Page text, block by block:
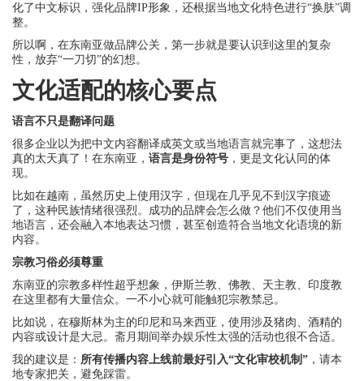
化了中文标识，强化品牌IP形象，还根据当地文化特色进行“换肤”调
整。
所以啊，在东南亚做品牌公关，第一步就是要认识到这里的复杂
性，放弃“一刀切”的幻想。
文化适配的核心要点
语言不只是翻译问题
很多企业以为把中文内容翻译成英文或当地语言就完事了，这想法
真的太天真了！在东南亚， 语言是身份符号 ，更是文化认同的体
现。
比如在越南，虽然历史上使用汉字，但现在几乎见不到汉字痕迹
了，这种民族情绪很强烈。成功的品牌会怎么做？他们不仅使用当
地语言，还会融入本地表达习惯，甚至创造符合当地文化语境的新
内容。
宗教习俗必须尊重
东南亚的宗教多样性超乎想象，伊斯兰教、佛教、天主教、印度教
在这里都有大量信众。一不小心就可能触犯宗教禁忌。
比如说，在穆斯林为主的印尼和马来西亚，使用涉及猪肉、酒精的
内容或设计是大忌。斋月期间举办娱乐性太强的活动也很不合适。
我的建议是： 所有传播内容上线前最好引入“文化审校机制” ，请本
地专家把关，避免踩雷。